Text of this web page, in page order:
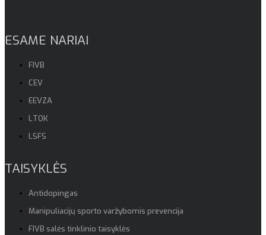
ESAME NARIAI
FIVB
CEV
EEVZA
LTOK
LSFS
TAISYKLĖS
Antidopingas
Manipuliacijų sporto varžybomis prevencija
FIVB salės tinklinio taisyklės